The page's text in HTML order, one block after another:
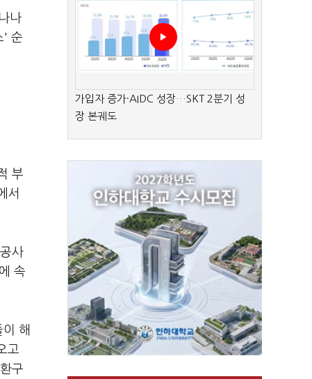
나
' 순
부
서
사
속
해
고
구
가입자 증가·AIDC 성장…SKT 2분기 성
장 본궤도